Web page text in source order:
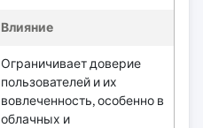
Влияние
Ограничивает доверие
пользователей и их
вовлеченность, особенно в
облачных и